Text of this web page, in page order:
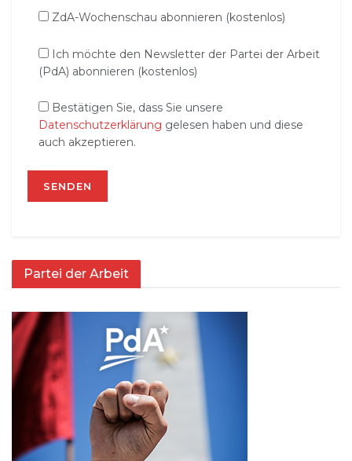
ZdA-Wochenschau abonnieren (kostenlos)
Ich möchte den Newsletter der Partei der Arbeit
(PdA) abonnieren (kostenlos)
Bestätigen Sie, dass Sie unsere
Datenschutzerklärung gelesen haben und diese
auch akzeptieren.
Partei der Arbeit